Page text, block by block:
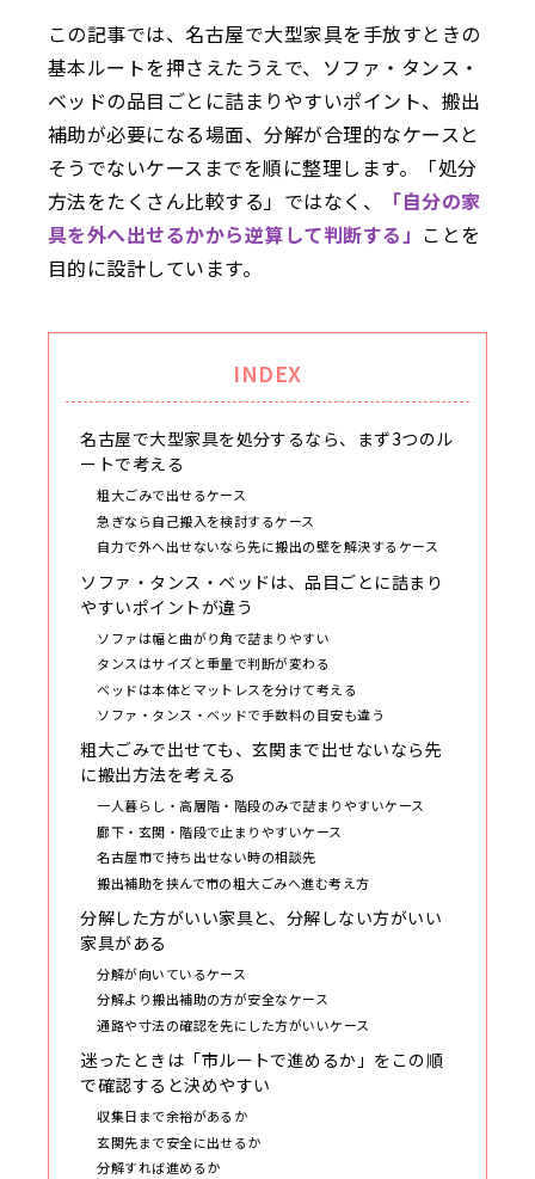
この記事では、名古屋で大型家具を手放すときの
基本ルートを押さえたうえで、ソファ・タンス・
ベッドの品目ごとに詰まりやすいポイント、搬出
補助が必要になる場面、分解が合理的なケースと
そうでないケースまでを順に整理します。「処分
方法をたくさん比較する」ではなく、
「自分の家
具を外へ出せるかから逆算して判断する」 ことを
目的に設計しています。
INDEX
名古屋で大型家具を処分するなら、まず3つのル
ートで考える
粗大ごみで出せるケース
急ぎなら自己搬入を検討するケース
自力で外へ出せないなら先に搬出の壁を解決するケース
ソファ・タンス・ベッドは、品目ごとに詰まり
やすいポイントが違う
ソファは幅と曲がり角で詰まりやすい
タンスはサイズと重量で判断が変わる
ベッドは本体とマットレスを分けて考える
ソファ・タンス・ベッドで手数料の目安も違う
粗大ごみで出せても、玄関まで出せないなら先
に搬出方法を考える
一人暮らし・高層階・階段のみで詰まりやすいケース
廊下・玄関・階段で止まりやすいケース
名古屋市で持ち出せない時の相談先
搬出補助を挟んで市の粗大ごみへ進む考え方
分解した方がいい家具と、分解しない方がいい
家具がある
分解が向いているケース
分解より搬出補助の方が安全なケース
通路や寸法の確認を先にした方がいいケース
迷ったときは「市ルートで進めるか」をこの順
で確認すると決めやすい
収集日まで余裕があるか
玄関先まで安全に出せるか
分解すれば進めるか